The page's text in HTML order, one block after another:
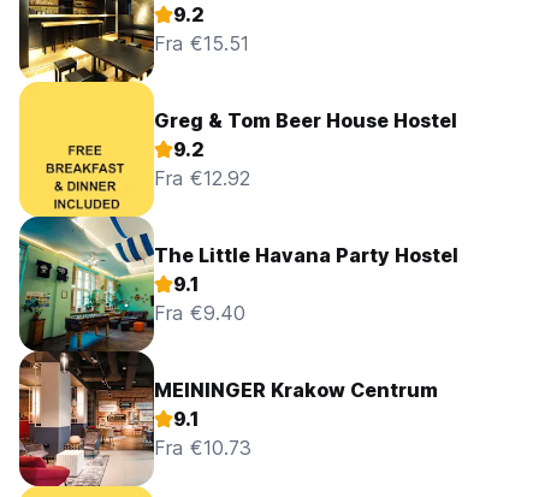
9.2
Fra €15.51
Greg & Tom Beer House Hostel
9.2
Fra €12.92
The Little Havana Party Hostel
9.1
Fra €9.40
MEININGER Krakow Centrum
9.1
Fra €10.73